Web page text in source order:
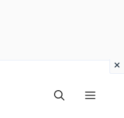
Menu